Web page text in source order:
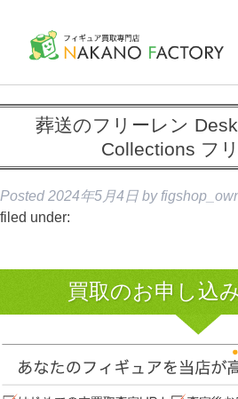
葬送のフリーレン
Collections フ
Posted 2024年5月4日 by
filed under:
買取のお申し込